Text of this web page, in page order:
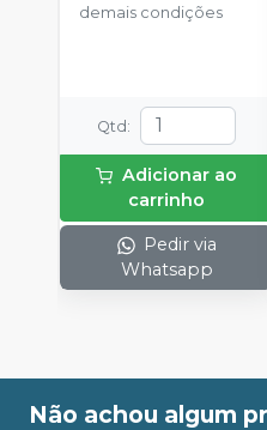
demais condições
Qtd:
Adicionar ao
carrinho
Pedir via
Whatsapp
Não achou algum